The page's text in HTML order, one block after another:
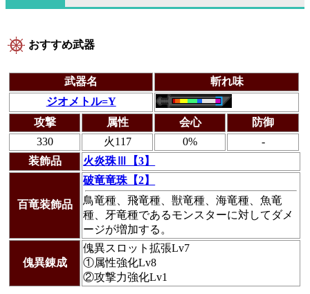
おすすめ武器
武器名
斬れ味
ジオメトル=Y
攻撃
属性 会心
防御
330
火117 0%
-
装飾品
火炎珠Ⅲ【3】
百竜装飾品
破竜竜珠【2】
鳥竜種、飛竜種、獣竜種、海竜種、魚竜
種、牙竜種であるモンスターに対してダメ
ージが増加する。
傀異錬成
傀異スロット拡張Lv7
①属性強化Lv8
②攻撃力強化Lv1